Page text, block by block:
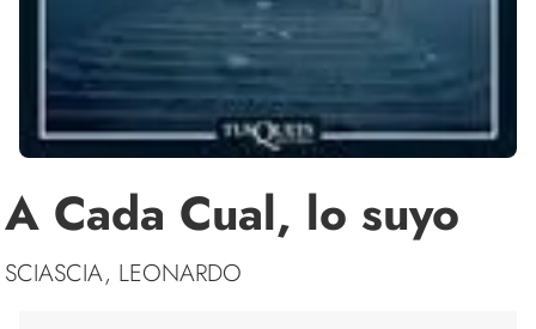
A Cada Cual, lo suyo
SCIASCIA, LEONARDO